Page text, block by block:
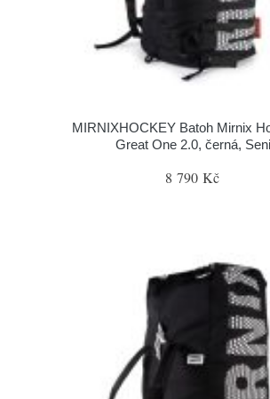
MIRNIXHOCKEY Batoh Mirnix
Great One 2.0, černá,
8 790 Kč